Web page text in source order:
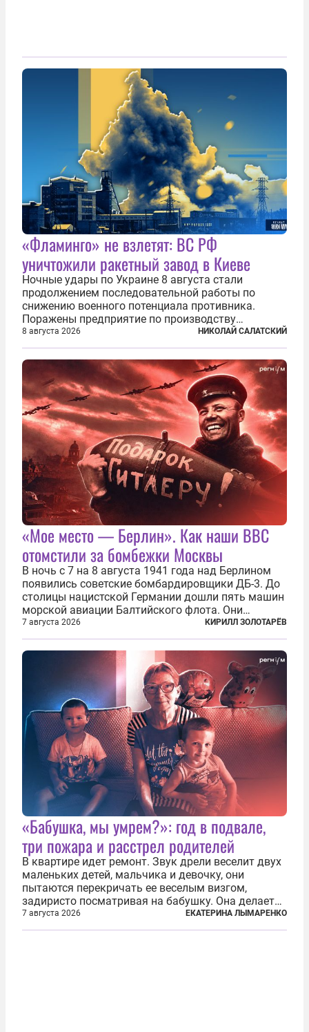
«Фламинго» не взлетят: ВС РФ
уничтожили ракетный завод в Киеве
Ночные удары по Украине 8 августа стали
продолжением последовательной работы по
снижению военного потенциала противника.
Поражены предприятие по производству
крылатых ракет, крупный склад топлива и два
сухогруза с военными грузами. Дополнительно
нанесены удары по объектам в ряде городов. В
Киеве...
8 августа 2026 НИКОЛАЙ САЛАТСКИЙ
«Мое место — Берлин». Как наши ВВС
отомстили за бомбежки Москвы
В ночь с 7 на 8 августа 1941 года над Берлином
появились советские бомбардировщики ДБ-3. До
столицы нацистской Германии дошли пять машин
морской авиации Балтийского флота. Они
сбросили бомбы на город, который в тот момент
жил в полной уверенности, что война идет где-то
далеко на востоке, Красная...
7 августа 2026 КИРИЛЛ ЗОЛОТАРЁВ
«Бабушка, мы умрем?»: год в подвале,
три пожара и расстрел родителей
В квартире идет ремонт. Звук дрели веселит двух
маленьких детей, мальчика и девочку, они
пытаются перекричать ее веселым визгом,
задиристо посматривая на бабушку. Она делает
им замечание, но внуки чувствуют, что она
сердится невсерьез. И это правда: дрель, конечно,
7 августа 2026 ЕКАТЕРИНА ЛЫМАРЕНКО